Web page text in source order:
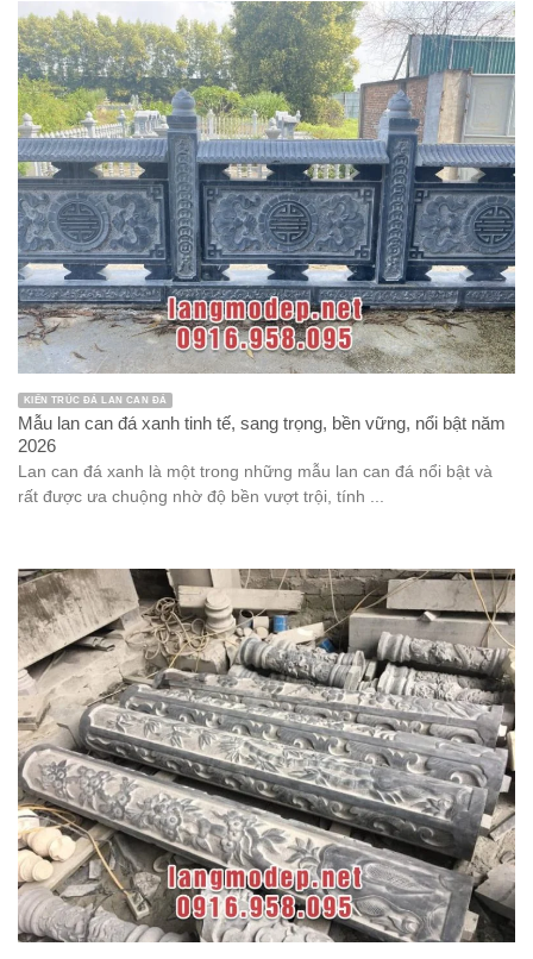
KIẾN TRÚC ĐÁ LAN CAN ĐÁ
Mẫu lan can đá xanh tinh tế, sang trọng, bền vững, nổi bật năm
2026
Lan can đá xanh là một trong những mẫu lan can đá nổi bật và
rất được ưa chuộng nhờ độ bền vượt trội, tính ...